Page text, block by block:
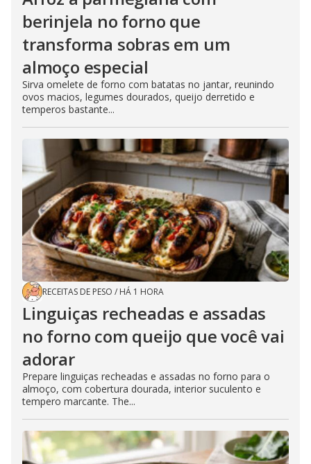
berinjela no forno que
transforma sobras em um
almoço especial
Sirva omelete de forno com batatas no jantar, reunindo
ovos macios, legumes dourados, queijo derretido e
temperos bastante...
RECEITAS DE PESO / HÁ 1 HORA
Linguiças recheadas e assadas
no forno com queijo que você vai
adorar
Prepare linguiças recheadas e assadas no forno para o
almoço, com cobertura dourada, interior suculento e
tempero marcante. The...